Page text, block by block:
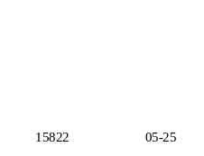
15822 05-25